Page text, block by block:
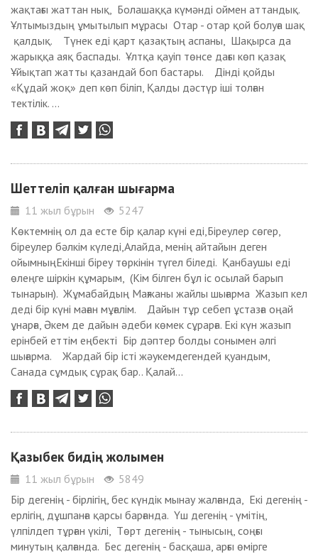
жақтағы жаттан нық, Болашаққа күмәнді оймен аттандық.
Ұлтымыздың ұмытылып мұрасы Отар - отар қой болуға шақ
қалдық. Түнек еді қарт қазақтың аспаны, Шақырса да
жарыққа аяқ баспады. Ұлтқа қауіп төнсе дағы көп қазақ
Ұйықтап жатты қазандай боп бастары. Дінді қойды
«Құдай жоқ» деп көп біліп, Қалды дәстүр іші толған
тектілік. ...
Шеттеліп қалған шығарма
11 жыл бұрын
5247
Көктемнің ол да есте бір қалар күні еді,Біреулер сөгер,
біреулер бәлкім күледі,Алайда, менің айтайын деген
ойымныңЕкінші біреу төркінін түгел біледі. Қанбаушы еді
өлеңге шіркін құмарым, (Кім білген бұл іс осылай барып
тынарын). Жұмабайдың Мағжаны жайлы шығарма Жазып кел
деді бір күні маған мұғалім. Дайын тұр себеп ұстазға оңай
ұнарға, Әкем де дайын әдеби көмек сұрарға. Екі күн жазып
ерінбей еттім еңбекті Бір дәптер болды сонымен әлгі
шығарма. Жардай бір істі жәукемдегендей қуандым,
Санада сұмдық сұрақ бар.. Қалай...
Қазыбек бидің жолымен
11 жыл бұрын
5849
Бір дегенің - бірлігің, бес күндік мынау жалғанда, Екі дегенің -
ерлігің, дұшпанға қарсы барғанда. Үш дегенің - үмітің,
үлпілдеп тұрған үкілі, Төрт дегенің - тынысың, соңғы
минутың қалғанда. Бес дегенің - басқаша, арғы өмірге